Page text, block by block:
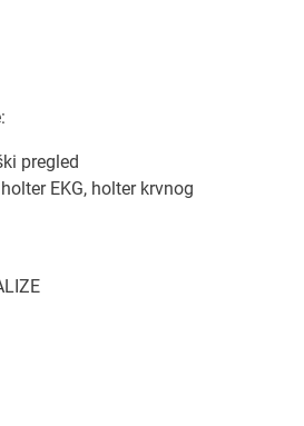
pregled
EKG, holter krvnog